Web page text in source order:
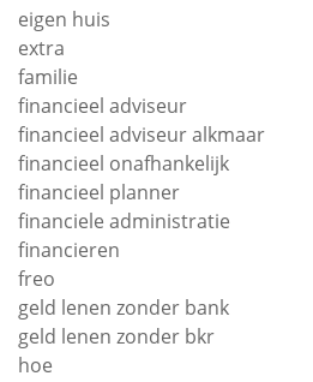
eigen huis
extra
familie
financieel adviseur
financieel adviseur alkmaar
financieel onafhankelijk
financieel planner
financiele administratie
financieren
freo
geld lenen zonder bank
geld lenen zonder bkr
hoe